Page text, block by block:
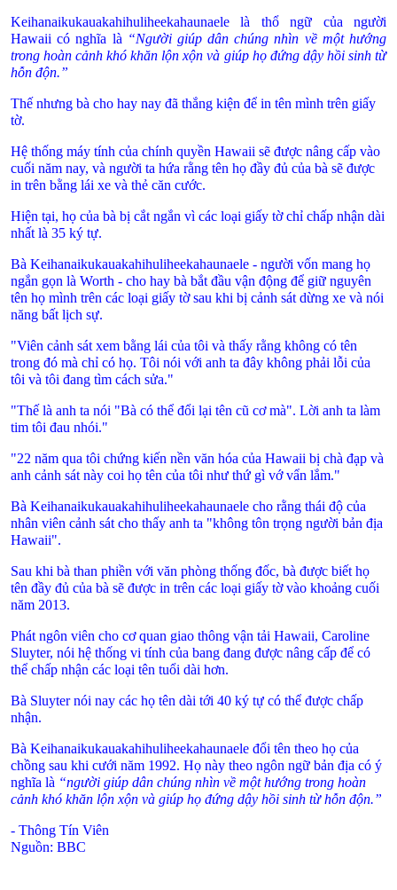
Keihanaikukauakahihuliheekahaunaele là thổ ngữ của người
Hawaii có nghĩa là “Người giúp dân chúng nhìn về một hướng
trong hoàn cảnh khó khăn lộn xộn và giúp họ đứng dậy hồi sinh từ
hỗn độn.”
Thế nhưng bà cho hay nay đã thắng kiện để in tên mình trên giấy
tờ.
Hệ thống máy tính của chính quyền Hawaii sẽ được nâng cấp vào
cuối năm nay, và người ta hứa rằng tên họ đầy đủ của bà sẽ được
in trên bằng lái xe và thẻ căn cước.
Hiện tại, họ của bà bị cắt ngắn vì các loại giấy tờ chỉ chấp nhận dài
nhất là 35 ký tự.
Bà Keihanaikukauakahihuliheekahaunaele - người vốn mang họ
ngắn gọn là Worth - cho hay bà bắt đầu vận động để giữ nguyên
tên họ mình trên các loại giấy tờ sau khi bị cảnh sát dừng xe và nói
năng bất lịch sự.
"Viên cảnh sát xem bằng lái của tôi và thấy rằng không có tên
trong đó mà chỉ có họ. Tôi nói với anh ta đây không phải lỗi của
tôi và tôi đang tìm cách sửa."
"Thế là anh ta nói "Bà có thể đổi lại tên cũ cơ mà". Lời anh ta làm
tim tôi đau nhói."
"22 năm qua tôi chứng kiến nền văn hóa của Hawaii bị chà đạp và
anh cảnh sát này coi họ tên của tôi như thứ gì vớ vẩn lắm."
Bà Keihanaikukauakahihuliheekahaunaele cho rằng thái độ của
nhân viên cảnh sát cho thấy anh ta "không tôn trọng người bản địa
Hawaii".
Sau khi bà than phiền với văn phòng thống đốc, bà được biết họ
tên đầy đủ của bà sẽ được in trên các loại giấy tờ vào khoảng cuối
năm 2013.
Phát ngôn viên cho cơ quan giao thông vận tải Hawaii, Caroline
Sluyter, nói hệ thống vi tính của bang đang được nâng cấp để có
thể chấp nhận các loại tên tuổi dài hơn.
Bà Sluyter nói nay các họ tên dài tới 40 ký tự có thể được chấp
nhận.
Bà Keihanaikukauakahihuliheekahaunaele đổi tên theo họ của
chồng sau khi cưới năm 1992. Họ này theo ngôn ngữ bản địa có ý
nghĩa là “người giúp dân chúng nhìn về một hướng trong hoàn
cảnh khó khăn lộn xộn và giúp họ đứng dậy hồi sinh từ hỗn độn.”
- Thông Tín Viên
Nguồn: BBC